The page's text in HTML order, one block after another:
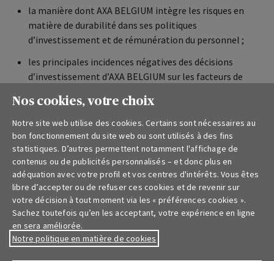
Codes de conduite
Financement durable
Rapport sur la solvabilité et la situation financière
Droit à l’oubli
Lanceurs d'alerte
Documents pour particuliers
Conditions générales assurances et fiches produits pour
particuliers
Critères de segmentation assurances
Nos cookies, votre choix
Notre site web utilise des cookies. Certains sont nécessaires au
bon fonctionnement du site web ou sont utilisés à des fins
statistiques. D’autres permettent notamment l'affichage de
contenus ou de publicités personnalisés – et donc plus en
adéquation avec votre profil et vos centres d'intérêts. Vous êtes
libre d’accepter ou de refuser ces cookies et de revenir sur
votre décision à tout moment via les « préférences cookies ».
Sachez toutefois qu’en les acceptant, votre expérience en ligne
en sera améliorée.
Notre politique en matière de cookies